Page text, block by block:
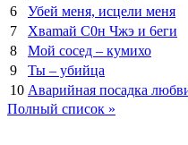
6
Убей меня, исцели меня
7
Xваmай С0н Чжэ и 6еги
8
Мой сосед – кумихо
9
Ты – убийца
10 Аварийная посадка
Полный список »